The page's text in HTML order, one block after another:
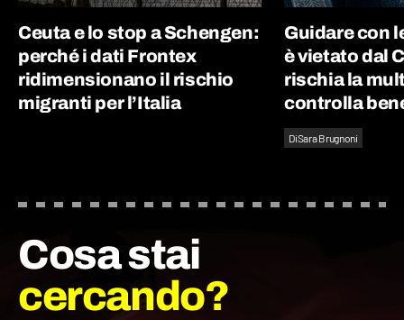
Ceuta e lo stop a Schengen:
perché i dati Frontex
ridimensionano il rischio
migranti per l’Italia
Guidare con
è vietato dal
rischia la
controlla
DiSara Brugnoni
Cosa stai
cercando?